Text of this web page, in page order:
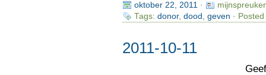
oktober 22, 2011·
Tags: donor, dood , geven ·
2011-10-11